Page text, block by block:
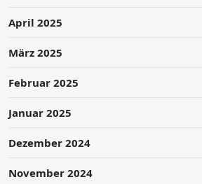
April 2025
März 2025
Februar 2025
Januar 2025
Dezember 2024
November 2024